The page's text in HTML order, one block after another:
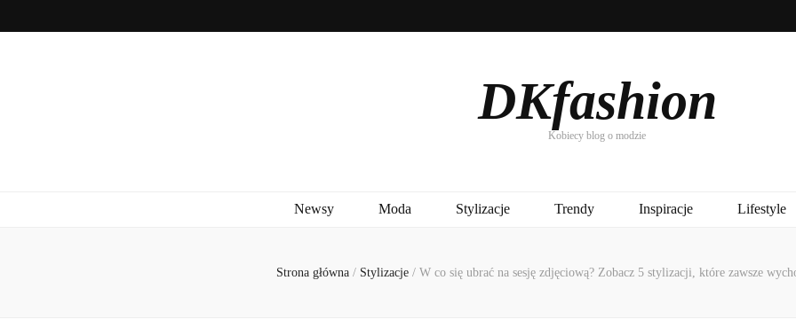
DKfashion
Kobiecy blog o modzie
Newsy Moda Stylizacje Trendy Inspiracje Lifestyle
Strona główna / Stylizacje / W co się ubrać na sesję zdjęciową? Zobacz 5 stylizacji, które zawsze